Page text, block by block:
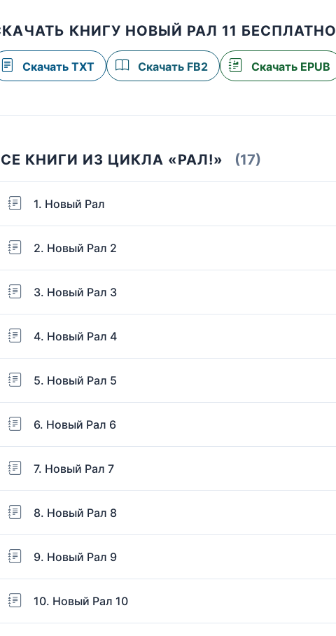
КНИГУ НОВЫЙ РАЛ 11 БЕСПЛАТНО
Скачать TXT Скачать FB2 Скачать EPUB
КНИГИ ИЗ ЦИКЛА «РАЛ!» (17)
1. Новый Рал
2. Новый Рал 2
3. Новый Рал 3
4. Новый Рал 4
5. Новый Рал 5
6. Новый Рал 6
7. Новый Рал 7
8. Новый Рал 8
9. Новый Рал 9
10. Новый Рал 10